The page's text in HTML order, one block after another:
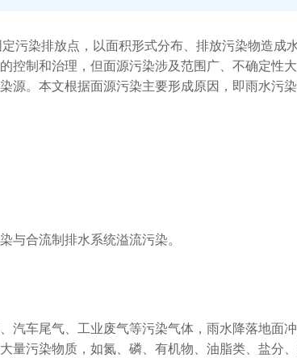
污染排放点，以面积形式分布、排放污染物造成
控制和治理，但面源污染涉及范围广、不确定性
源。本文根据面源污染主要形成原因，即雨水污
与合流制排水系统溢流污染。
汽车尾气、工业废气等污染气体，雨水降落地面
量污染物质，如氮、磷、有机物、油脂类、盐分